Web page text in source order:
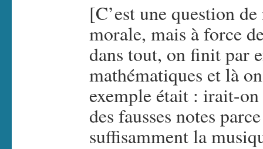
[C’est une question
morale, mais à force
dans tout, on finit par
mathématiques et là
exemple était : irait-
des fausses notes
suffisamment la